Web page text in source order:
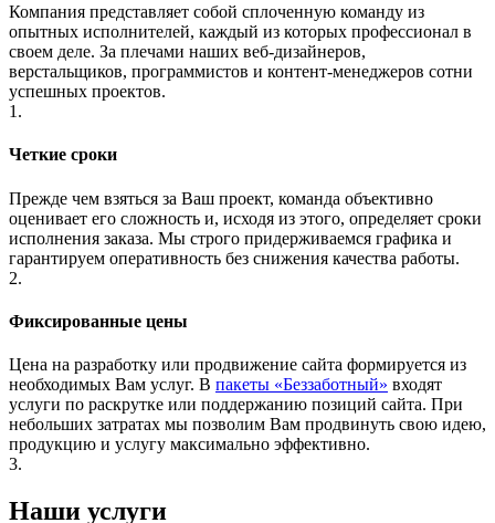
Компания представляет собой сплоченную команду из
опытных исполнителей, каждый из которых профессионал в
своем деле. За плечами наших веб-дизайнеров,
верстальщиков, программистов и контент-менеджеров сотни
успешных проектов.
1.
Четкие сроки
Прежде чем взяться за Ваш проект, команда объективно
оценивает его сложность и, исходя из этого, определяет сроки
исполнения заказа. Мы строго придерживаемся графика и
гарантируем оперативность без снижения качества работы.
2.
Фиксированные цены
Цена на разработку или продвижение сайта формируется из
необходимых Вам услуг. В пакеты «Беззаботный» входят
услуги по раскрутке или поддержанию позиций сайта. При
небольших затратах мы позволим Вам продвинуть свою идею,
продукцию и услугу максимально эффективно.
3.
Наши услуги